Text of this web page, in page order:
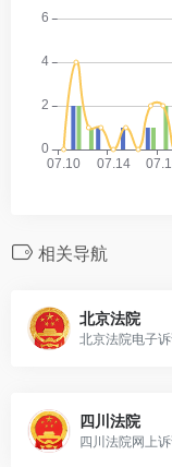
相关导航
北京法院
北京法院电子
四川法院
四川法院网上